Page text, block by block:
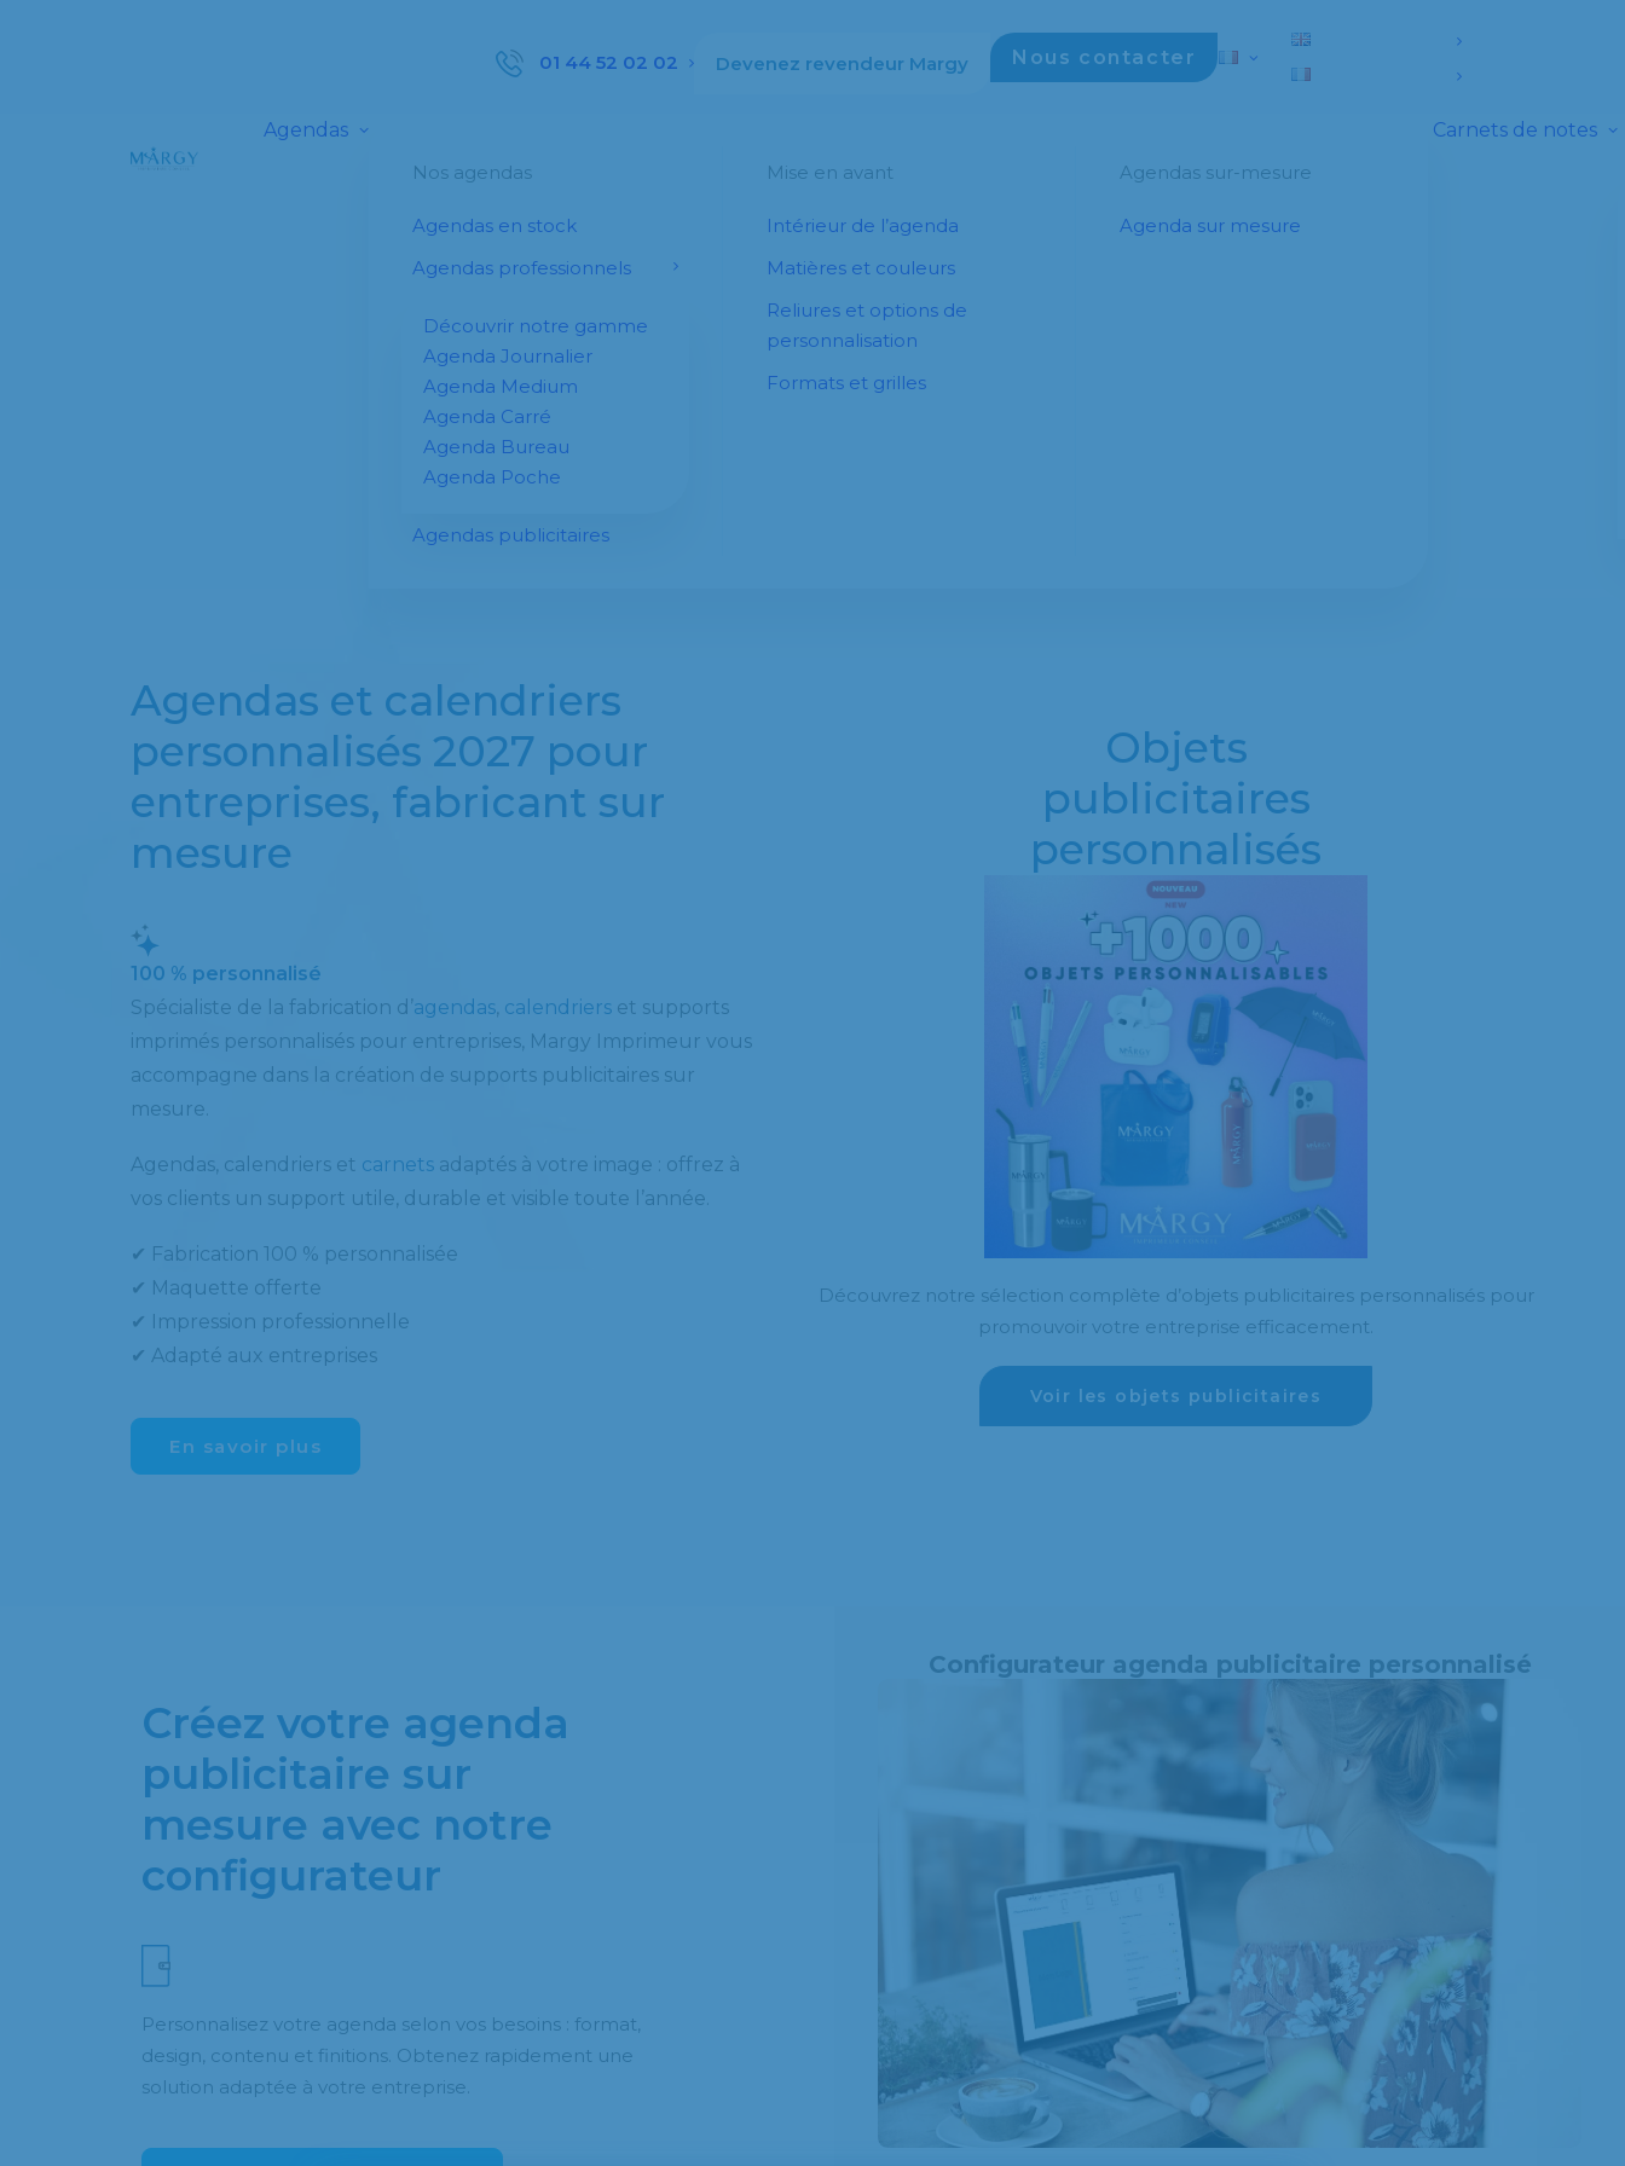
01 44 52 02 02 Devenez revendeur Margy Nous contacter
Agendas
Nos agendas
Agendas en stock
Agendas professionnels
Découvrir notre gamme
Agenda Journalier
Agenda Medium
Agenda Carré
Agenda Bureau
Agenda Poche
Agendas publicitaires
Mise en avant
Intérieur de l’agenda
Matières et couleurs
Reliures et options de
personnalisation
Formats et grilles
Agendas sur-mesure
Agenda sur mesure
Carnets de notes
Agendas et calendriers
personnalisés 2027 pour
entreprises, fabricant sur
mesure
100 % personnalisé
Spécialiste de la fabrication d’agendas calendriers et supports
imprimés personnalisés pour entreprises, Margy Imprimeur vous
accompagne dans la création de supports publicitaires sur
mesure.
Agendas, calendriers et carnets adaptés à votre image : offrez à
vos clients un support utile, durable et visible toute l’année.
✔ Fabrication 100 % personnalisée
✔ Maquette offerte
✔ Impression professionnelle
✔ Adapté aux entreprises
En savoir plus
Objets
publicitaires
personnalisés
Découvrez notre sélection complète d’objets publicitaires personnalisés pour
promouvoir votre entreprise efficacement.
Voir les objets publicitaires
Créez votre agenda
publicitaire sur
mesure avec notre
configurateur
Personnalisez votre agenda selon vos besoins : format,
design, contenu et finitions. Obtenez rapidement une
solution adaptée à votre entreprise.
Configurateur agenda publicitaire personnalisé